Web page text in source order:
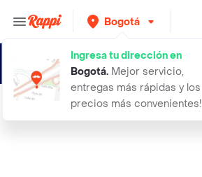
Bogotá
Ingresa tu dirección en
Bogotá. Mejor servicio,
entregas más rápidas y los
precios más convenientes!
500 semillas organicas de flor viol